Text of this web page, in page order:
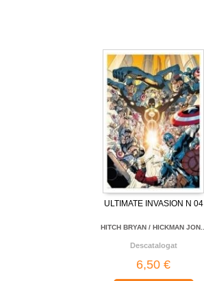
ULTIMATE INVASION N 04
HITCH BRYAN / HICKMAN JON...
Descatalogat
6,50 €